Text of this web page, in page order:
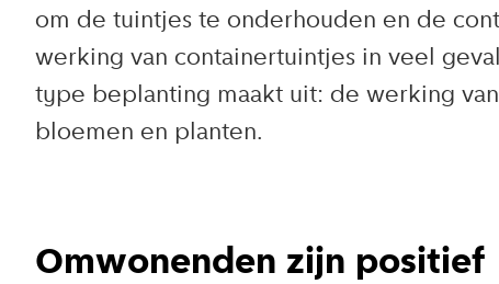
om de tuintjes te onderhouden en de
werking van containertuintjes in veel
type beplanting maakt uit: de werking
bloemen en planten.
Omwonenden zijn positief